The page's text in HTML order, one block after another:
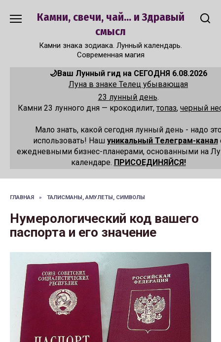
Камни, свечи, чай... и Здравый
смысл
Камни знака зодиака. Лунный календарь.
Современная магия
🌙Ваш Лунный гид на СЕГОДНЯ 6.08.2026
Луна в знаке Телец убывающая
23 лунный день.
Камни 23 лунного дня — крокодилит, топаз, черный
Мало знать, какой сегодня лунный день - надо
использовать! Наш уникальный Телеграм-канал
ежедневными бизнес-планерами, основанными на
календаре. ПРИСОЕДИНЯЙСЯ!
ГЛАВНАЯ » ТАЛИСМАНЫ, АМУЛЕТЫ, СИМВОЛЫ
Нумерологический код вашего
паспорта и его значение